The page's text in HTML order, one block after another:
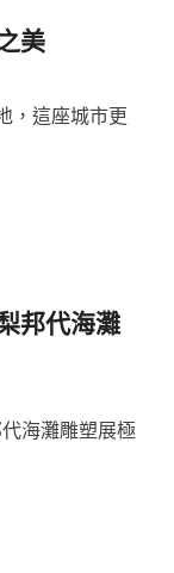
美
，這座城市更
邦代海灘
海灘雕塑展極